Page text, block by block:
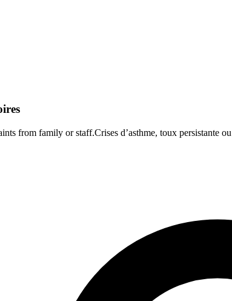
from family or staff.Crises d’asthme, toux persistante